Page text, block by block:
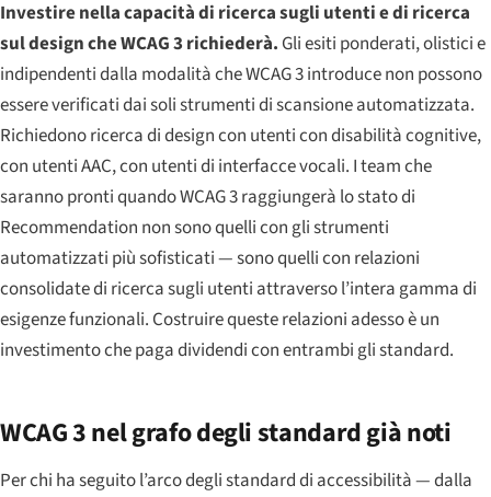
Investire nella capacità di ricerca sugli utenti e di ricerca
sul design che WCAG 3 richiederà. Gli esiti ponderati, olistici e
indipendenti dalla modalità che WCAG 3 introduce non possono
essere verificati dai soli strumenti di scansione automatizzata.
Richiedono ricerca di design con utenti con disabilità cognitive,
con utenti AAC, con utenti di interfacce vocali. I team che
saranno pronti quando WCAG 3 raggiungerà lo stato di
Recommendation non sono quelli con gli strumenti
automatizzati più sofisticati — sono quelli con relazioni
consolidate di ricerca sugli utenti attraverso l’intera gamma di
esigenze funzionali. Costruire queste relazioni adesso è un
investimento che paga dividendi con entrambi gli standard.
WCAG 3 nel grafo degli standard già noti
Per chi ha seguito l’arco degli standard di accessibilità — dalla